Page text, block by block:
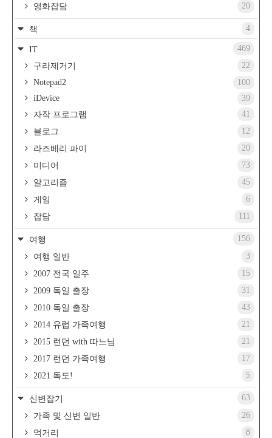
영화잡담
20
책 4
IT
469
구라제거기
22
Notepad2
100
iDevice
39
자작 프로그램
41
블로그
12
라즈베리 파이
20
미디어
73
알고리즘
45
게임
6
잡담
111
여행
156
여행 일반
3
2007 전국 일주
15
2009 독일 출장
31
2010 독일 출장
43
2014 유럽 가족여행
21
2015 런던 with 따느님
21
2017 런던 가족여행
17
2021 독도!
5
신변잡기
63
가족 및 신변 일반
26
먹거리
8